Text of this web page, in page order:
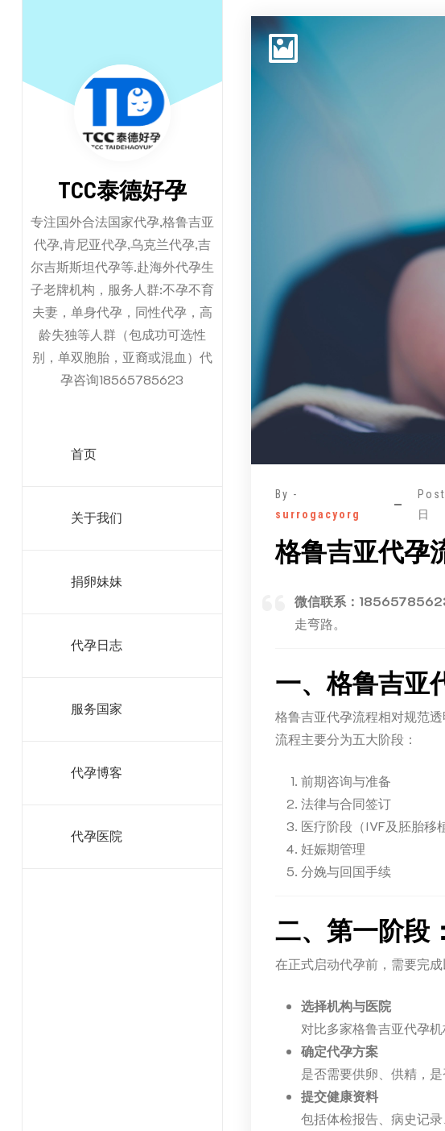
TCC泰德好孕
专注国外合法国家代孕,格鲁吉亚
代孕,肯尼亚代孕,乌克兰代孕,吉
尔吉斯斯坦代孕等.赴海外代孕生
子老牌机构，服务人群:不孕不育
夫妻，单身代孕，同性代孕，高
龄失独等人群（包成功可选性
别，单双胞胎，亚裔或混血）代
孕咨询18565785623
首页
关于我们
捐卵妹妹
代孕日志
服务国家
代孕博客
代孕医院
By -
surrogacyorg
日
格鲁吉亚代孕
微信联系：
走弯路。
一、格鲁吉亚
格鲁吉亚代孕流程相对规范
流程主要分为五大阶段：
前期咨询与准备
法律与合同签订
医疗阶段（IVF及胚胎移
妊娠期管理
分娩与回国手续
二、第一阶段
在正式启动代孕前，需要完成
选择机构与医院
对比多家格鲁吉亚代孕
确定代孕方案
是否需要供卵、供精，是
提交健康资料
包括体检报告、病史记录